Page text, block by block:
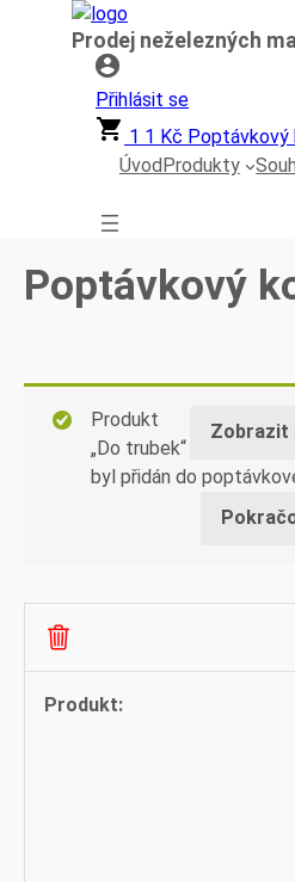
Přeskočit
Prodej neželezných
Přihlásit se
1 1 Kč Poptávkový
ÚvodProdukty
Poptávkový
Zobrazit
Produkt
„Do trubek“
byl přidán do